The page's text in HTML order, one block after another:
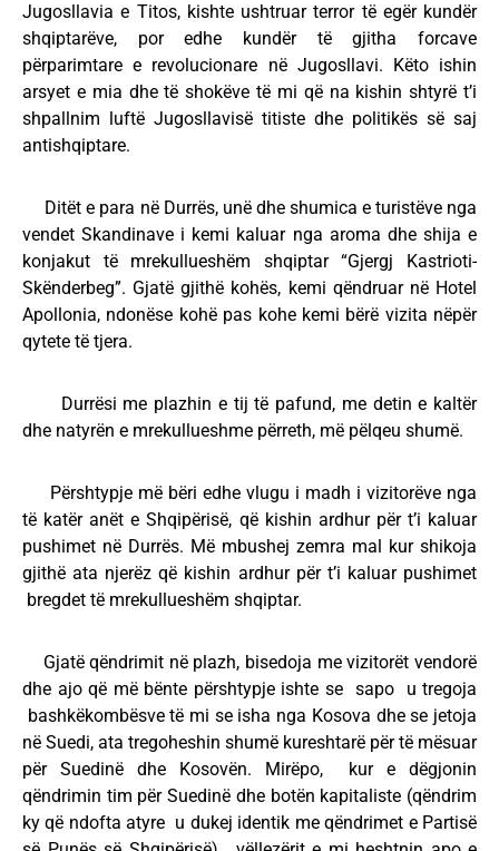
Jugosllavia e Titos, kishte ushtruar terror të egër kundër
shqiptarëve, por edhe kundër të gjitha forcave
përparimtare e revolucionare në Jugosllavi. Këto ishin
arsyet e mia dhe të shokëve të mi që na kishin shtyrë t’i
shpallnim luftë Jugosllavisë titiste dhe politikës së saj
antishqiptare.
Ditët e para në Durrës, unë dhe shumica e turistëve nga
vendet Skandinave i kemi kaluar nga aroma dhe shija e
konjakut të mrekullueshëm shqiptar “Gjergj Kastrioti-
Skënderbeg”. Gjatë gjithë kohës, kemi qëndruar në Hotel
Apollonia, ndonëse kohë pas kohe kemi bërë vizita nëpër
qytete të tjera.
Durrësi me plazhin e tij të pafund, me detin e kaltër
dhe natyrën e mrekullueshme përreth, më pëlqeu shumë.
Përshtypje më bëri edhe vlugu i madh i vizitorëve nga
të katër anët e Shqipërisë, që kishin ardhur për t’i kaluar
pushimet në Durrës. Më mbushej zemra mal kur shikoja
gjithë ata njerëz që kishin ardhur për t’i kaluar pushimet
bregdet të mrekullueshëm shqiptar.
Gjatë qëndrimit në plazh, bisedoja me vizitorët vendorë
dhe ajo që më bënte përshtypje ishte se sapo u tregoja
bashkëkombësve të mi se isha nga Kosova dhe se jetoja
në Suedi, ata tregoheshin shumë kureshtarë për të mësuar
për Suedinë dhe Kosovën. Mirëpo, kur e dëgjonin
qëndrimin tim për Suedinë dhe botën kapitaliste (qëndrim
ky që ndofta atyre u dukej identik me qëndrimet e Partisë